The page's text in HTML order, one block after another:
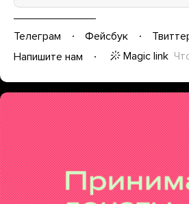
Телеграм Фейсбук
Напишите нам
Magic link